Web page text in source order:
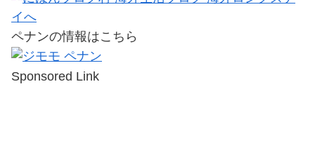
ペナンの情報はこちら
Sponsored Link